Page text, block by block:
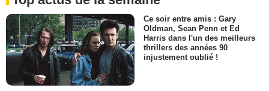
Ce soir entre amis : Gary
Oldman, Sean Penn et Ed
Harris dans l'un des meilleurs
thrillers des années 90
injustement oublié !